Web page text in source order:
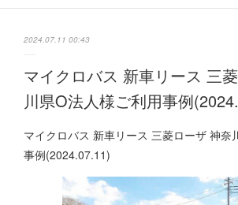
2024.07.11 00:43
マイクロバス 新車リース 三
川県O法人様ご利用事例
マイクロバス 新車リース 三菱ローザ 神奈
事例(2024.07.11)